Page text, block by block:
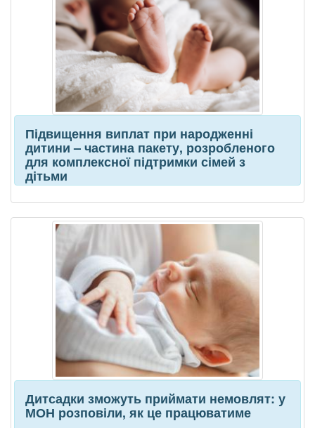
Підвищення виплат при народженні
дитини – частина пакету, розробленого
для комплексної підтримки сімей з
дітьми
Дитсадки зможуть приймати немовлят: у
МОН розповіли, як це працюватиме